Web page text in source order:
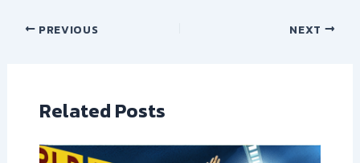
PREVIOUS NEXT
Related Posts